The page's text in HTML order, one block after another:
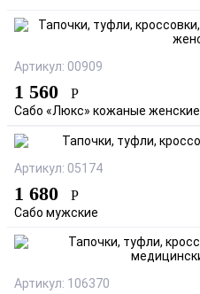
Артикул: 00909
1 560 Р
Сабо «Люкс» кожаные женские
Артикул: 05174
1 680 Р
Сабо мужские
Артикул: 106370